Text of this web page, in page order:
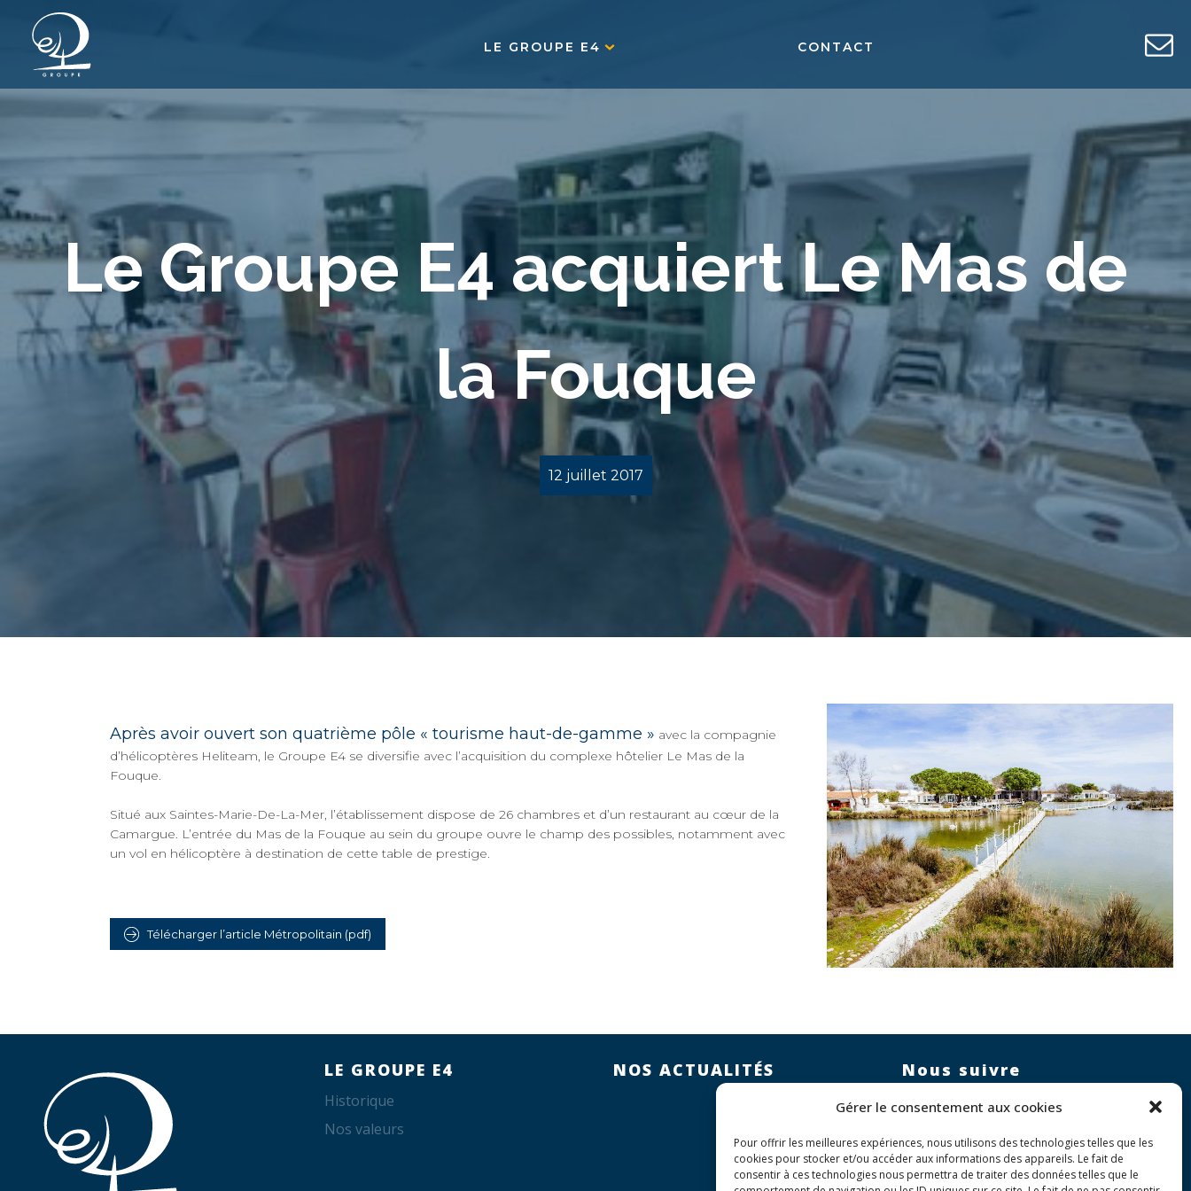
Gérer le consentement aux cookies
Pour offrir les meilleures expériences, nous utilisons des technologies telles que les
cookies pour stocker et/ou accéder aux informations des appareils. Le fait de
consentir à ces technologies nous permettra de traiter des données telles que le
LE GROUPE E4 CONTACT
Le Groupe E4 acquiert Le Mas de
la Fouque
12 juillet 2017
Après avoir ouvert son quatrième pôle « tourisme haut-de-gamme » avec la compagnie
d’hélicoptères Heliteam, le Groupe E4 se diversifie avec l’acquisition du complexe hôtelier Le Mas de la
Fouque.
Situé aux Saintes-Marie-De-La-Mer, l’établissement dispose de 26 chambres et d’un restaurant au cœur de la
Camargue. L’entrée du Mas de la Fouque au sein du groupe ouvre le champ des possibles, notamment avec
un vol en hélicoptère à destination de cette table de prestige.
Télécharger l’article Métropolitain (pdf)
LE GROUPE E4
Historique
Nos valeurs
NOS ACTUALITÉS Nous suivre
Nous contacter